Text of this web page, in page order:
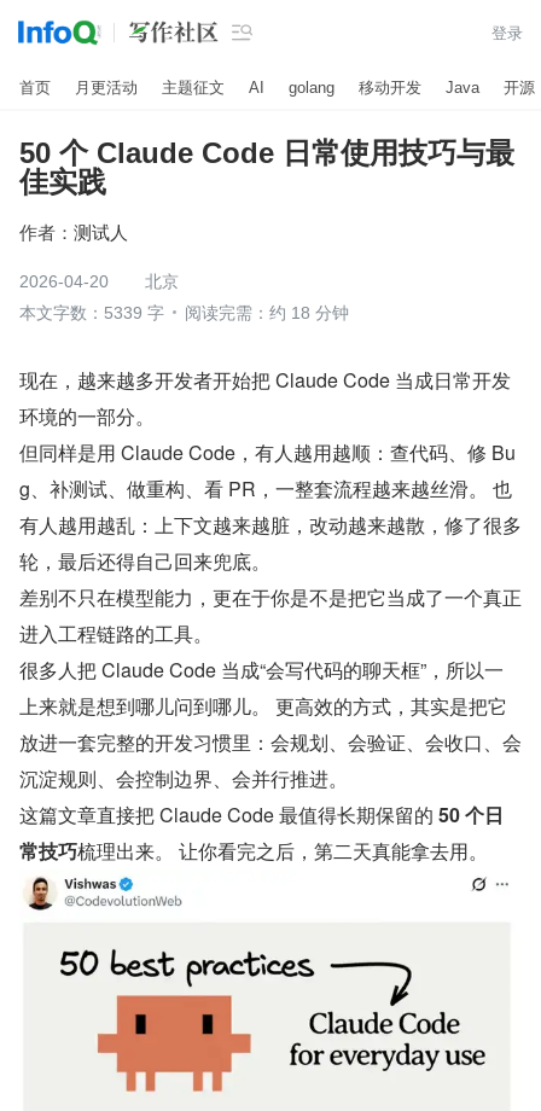
 登录
首页 月更活动 主题征文 AI golang 移动开发 Java 开源
50 个 Claude Code 日常使用技巧与最
佳实践
作者： 测试人
2026-04-20
北京
本文字数：5339 字
阅读完需：约 18 分钟
现在，越来越多开发者开始把 Claude Code 当成日常开发
环境的一部分。
但同样是用 Claude Code，有人越用越顺：查代码、修 Bu
g、补测试、做重构、看 PR，一整套流程越来越丝滑。 也
有人越用越乱：上下文越来越脏，改动越来越散，修了很多
轮，最后还得自己回来兜底。
差别不只在模型能力，更在于你是不是把它当成了一个真正
进入工程链路的工具。
很多人把 Claude Code 当成“会写代码的聊天框”，所以一
上来就是想到哪儿问到哪儿。 更高效的方式，其实是把它
放进一套完整的开发习惯里：会规划、会验证、会收口、会
沉淀规则、会控制边界、会并行推进。
这篇文章直接把 Claude Code 最值得长期保留的 50 个日
常技巧梳理出来。 让你看完之后，第二天真能拿去用。